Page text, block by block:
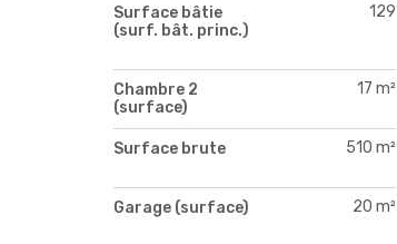
Surface bâtie
(surf. bât. princ.)
129
Chambre 2
(surface)
17 m²
Surface brute 510 m²
Garage (surface) 20 m²